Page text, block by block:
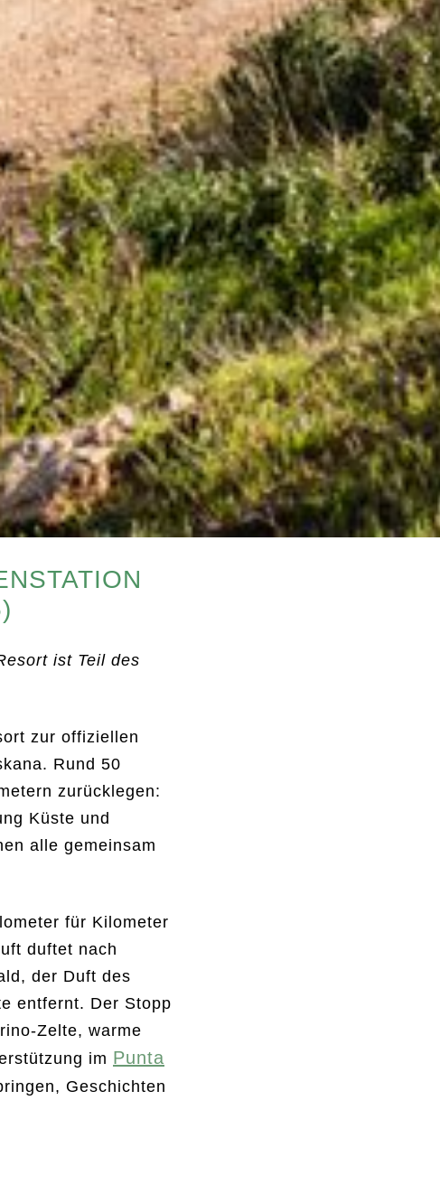
ist Teil des
zur offiziellen
Rund 50
zurücklegen:
Küste und
alle gemeinsam
für Kilometer
duftet nach
der Duft des
entfernt. Der Stopp
Zelte, warme
im Punta
Geschichten